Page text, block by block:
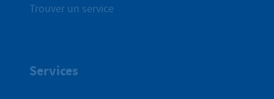
Trouver un service
Services